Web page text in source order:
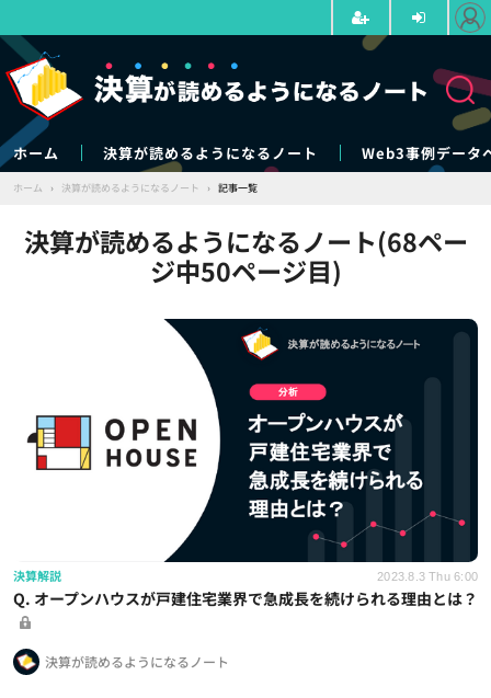
ホーム 決算が読めるようになるノート Web3事例データ
ホーム › 決算が読めるようになるノート › 記事一覧
決算が読めるようになるノート(68ペー
ジ中50ページ目)
決算解説 2023.8.3 Thu 6:00
Q. オープンハウスが戸建住宅業界で急成長を続けられる理由とは？
決算が読めるようになるノート